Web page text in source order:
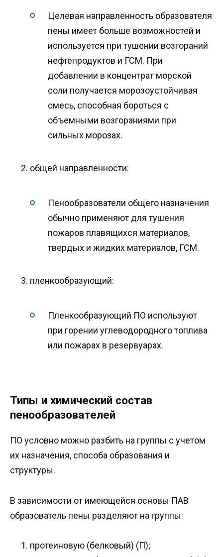
Целевая направленность образователя
пены имеет больше возможностей и
используется при тушении возгораний
нефтепродуктов и ГСМ. При
добавлении в концентрат морской
соли получается морозоустойчивая
смесь, способная бороться с
объемными возгораниями при
сильных морозах.
общей направленности:
Пенообразователи общего назначения
обычно применяют для тушения
пожаров плавящихся материалов,
твердых и жидких материалов, ГСМ.
пленкообразующий:
Пленкообразующий ПО используют
при горении углеводородного топлива
или пожарах в резервуарах.
Типы и химический состав
пенообразователей
ПО условно можно разбить на группы с учетом
их назначения, способа образования и
структуры.
В зависимости от имеющейся основы ПАВ
образователь пены разделяют на группы:
протеиновую (белковый) (П);